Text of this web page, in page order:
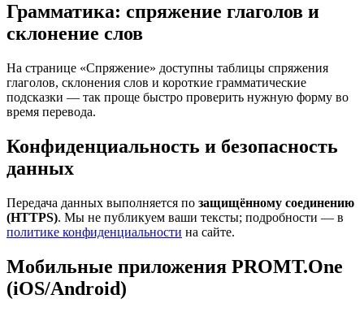
Грамматика: спряжение глаголов и
склонение слов
На странице «Спряжение» доступны таблицы спряжения
глаголов, склонения слов и короткие грамматические
подсказки — так проще быстро проверить нужную форму во
время перевода.
Конфиденциальность и безопасность
данных
Передача данных выполняется по защищённому соединению
(HTTPS). Мы не публикуем ваши тексты; подробности — в
политике конфиденциальности на сайте.
Мобильные приложения PROMT.One
(iOS/Android)